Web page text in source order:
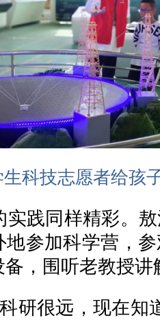
生科技志愿者给孩
实践同样精彩。
地参加科学营，
，围听老教授
研很远，现在知